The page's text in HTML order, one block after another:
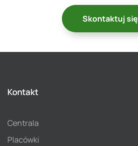
Skontaktuj się
Kontakt
Centrala
Placówki